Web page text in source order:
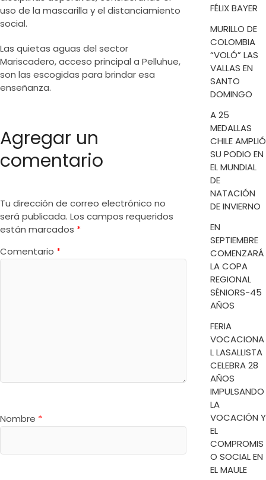
uso de la mascarilla y el distanciamiento
social.
Las quietas aguas del sector
Mariscadero, acceso principal a Pelluhue,
son las escogidas para brindar esa
enseñanza.
Agregar un
comentario
Tu dirección de correo electrónico no
será publicada. Los campos requeridos
están marcados *
Comentario *
Nombre *
FÉLIX BAYER
MURILLO DE
COLOMBIA
“VOLÓ” LAS
VALLAS EN
SANTO
DOMINGO
A 25
MEDALLAS
CHILE AMPLIÓ
SU PODIO EN
EL MUNDIAL
DE
NATACIÓN
DE INVIERNO
EN
SEPTIEMBRE
COMENZARÁ
LA COPA
REGIONAL
SÉNIORS-45
AÑOS
FERIA
VOCACIONA
L LASALLISTA
CELEBRA 28
AÑOS
IMPULSANDO
LA
VOCACIÓN Y
EL
COMPROMIS
O SOCIAL EN
EL MAULE